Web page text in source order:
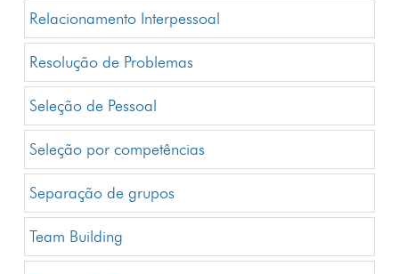
Relacionamento Interpessoal
Resolução de Problemas
Seleção de Pessoal
Seleção por competências
Separação de grupos
Team Building